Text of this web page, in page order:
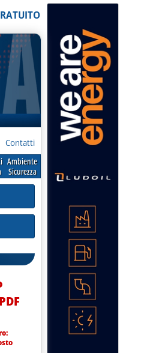
Contatti
Ambiente
Sicurezza